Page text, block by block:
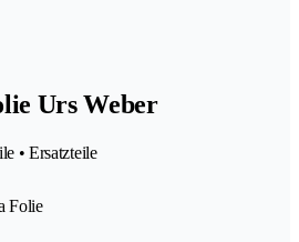
Urs Weber
• Ersatzteile
Folie